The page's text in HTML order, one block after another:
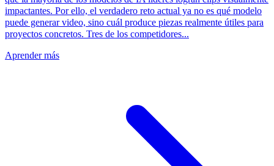
impactantes. Por ello, el verdadero reto actual ya no es qué modelo
puede generar video, sino cuál produce piezas realmente útiles para
proyectos concretos. Tres de los competidores...
Aprender más